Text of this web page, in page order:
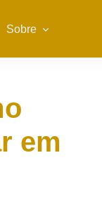
Sobre
em